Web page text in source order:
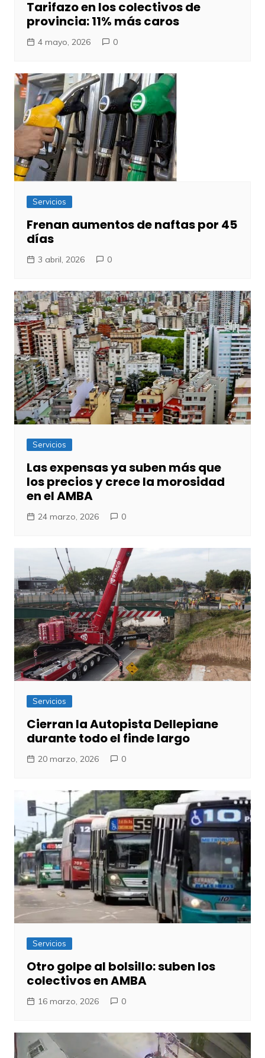
Tarifazo en los colectivos de
provincia: 11% más caros
4 mayo, 2026 0
Servicios
Frenan aumentos de naftas por 45
días
3 abril, 2026 0
Servicios
Las expensas ya suben más que
los precios y crece la morosidad
en el AMBA
24 marzo, 2026 0
Servicios
Cierran la Autopista Dellepiane
durante todo el finde largo
20 marzo, 2026 0
Servicios
Otro golpe al bolsillo: suben los
colectivos en AMBA
16 marzo, 2026 0